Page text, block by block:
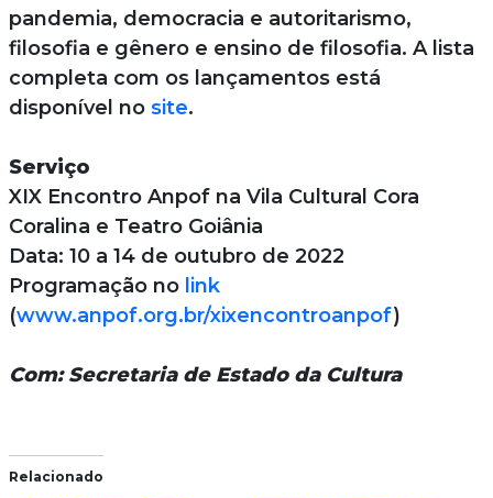
pandemia, democracia e autoritarismo,
filosofia e gênero e ensino de filosofia. A lista
completa com os lançamentos está
disponível no site.
Serviço
XIX Encontro Anpof na Vila Cultural Cora
Coralina e Teatro Goiânia
Data: 10 a 14 de outubro de 2022
Programação no link
(www.anpof.org.br/xixencontroanpof)
Com: Secretaria de Estado da Cultura
Relacionado